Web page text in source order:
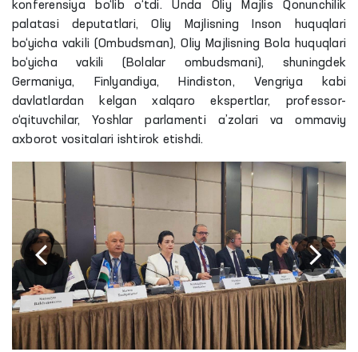
konferensiya bo‘lib o‘tdi. Unda Oliy Majlis Qonunchilik
palatasi deputatlari, Oliy Majlisning Inson huquqlari
bo‘yicha vakili (Ombudsman), Oliy Majlisning Bola huquqlari
bo‘yicha vakili (Bolalar ombudsmani), shuningdek
Germaniya, Finlyandiya, Hindiston, Vengriya kabi
davlatlardan kelgan xalqaro ekspertlar, professor-
o‘qituvchilar, Yoshlar parlamenti a’zolari va ommaviy
axborot vositalari ishtirok etishdi.